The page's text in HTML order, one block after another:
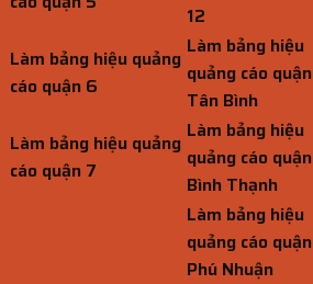
12
Làm bảng hiệu quảng
cáo quận 6
Làm bảng hiệu
quảng cáo quận
Tân Bình
Làm bảng hiệu quảng
cáo quận 7
Làm bảng hiệu
quảng cáo quận
Bình Thạnh
Làm bảng hiệu
quảng cáo quận
Phú Nhuận